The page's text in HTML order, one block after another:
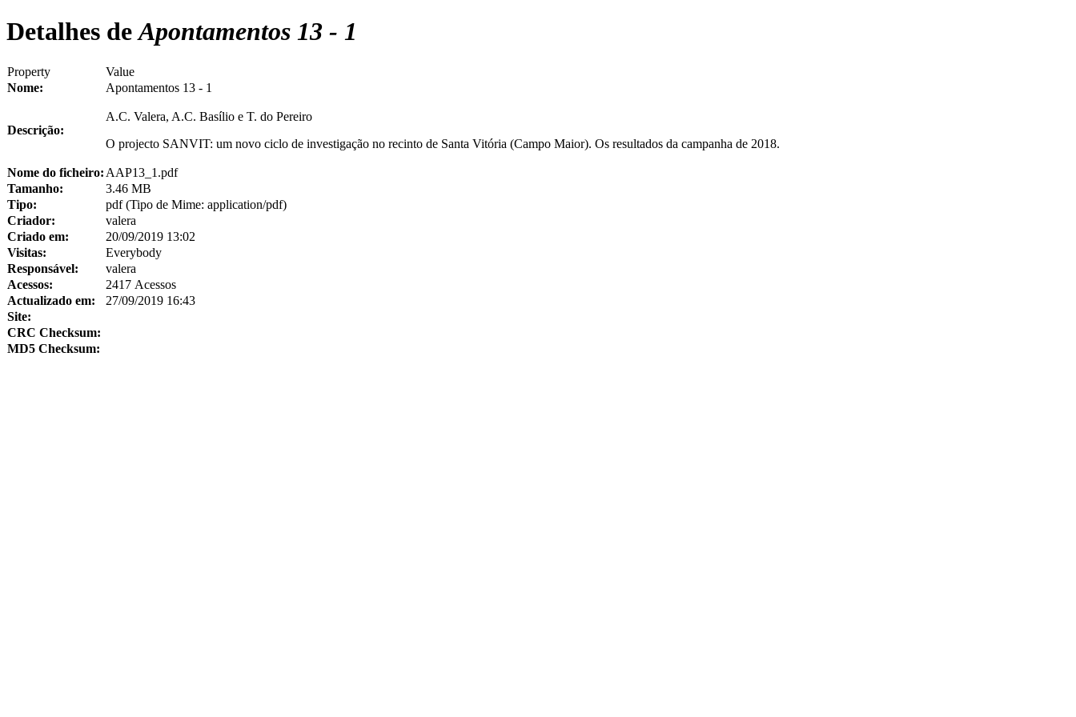
Detalhes deApontamentos 13 - 1
Property
Value
Nome:
Apontamentos 13 - 1
Descrição:
A.C. Valera, A.C. Basílio e T. do Pereiro
O projecto SANVIT: um novo ciclo de investigação no recinto de Santa Vitória (Campo Maior). Os resultados da campanha de 2018.
Nome do ficheiro: AAP13_1.pdf
Tamanho:
3.46 MB
Tipo:
pdf (Tipo de Mime: application/pdf)
Criador:
valera
Criado em:
20/09/2019 13:02
Visitas:
Everybody
Responsável:
valera
Acessos:
2417 Acessos
Actualizado em:
27/09/2019 16:43
Site:
CRC Checksum:
MD5 Checksum: